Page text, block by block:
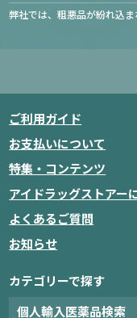
弊社では、粗悪品が紛れ込ま
ご利用ガイド
お支払いについて
特集・コンテンツ
アイドラッグストアー
よくあるご質問
お知らせ
カテゴリーで探す
個人輸入医薬品検索